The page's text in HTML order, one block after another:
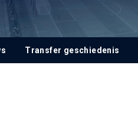
Transfer geschiedenis